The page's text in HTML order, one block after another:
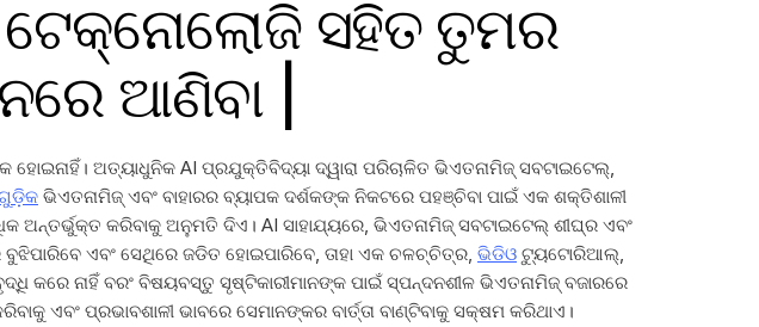
ଟେକ୍ନୋଲୋଜି ସହିତ ତୁମର
ଆଣିବା |
ଅତ୍ୟାଧୁନିକ AI ପ୍ରଯୁକ୍ତିବିଦ୍ୟା ଦ୍ୱାରା ପରିଚାଳିତ ଭିଏତନାମିଜ୍ ସବଟାଇଟେଲ୍,
ଭିଏତନାମିଜ୍ ଏବଂ ବାହାରର ବ୍ୟାପକ ଦର୍ଶକଙ୍କ ନିକଟରେ ପହଞ୍ଚିବା ପାଇଁ ଏକ ଶକ୍ତିଶାଳୀ
ଅନ୍ତର୍ଭୁକ୍ତ କରିବାକୁ ଅନୁମତି ଦିଏ। AI ସାହାଯ୍ୟରେ, ଭିଏତନାମିଜ୍ ସବଟାଇଟେଲ୍ ଶୀଘ୍ର ଏବଂ
ଏବଂ ସେଥିରେ ଜଡିତ ହୋଇପାରିବେ, ତାହା ଏକ ଚଳଚ୍ଚିତ୍ର, ଭିଡିଓ ଟ୍ୟୁଟୋରିଆଲ୍,
କରେ ନାହିଁ ବରଂ ବିଷୟବସ୍ତୁ ସୃଷ୍ଟିକାରୀମାନଙ୍କ ପାଇଁ ସ୍ପନ୍ଦନଶୀଳ ଭିଏତନାମିଜ୍ ବଜାରରେ
ଏବଂ ପ୍ରଭାବଶାଳୀ ଭାବରେ ସେମାନଙ୍କର ବାର୍ତ୍ତା ବାଣ୍ଟିବାକୁ ସକ୍ଷମ କରିଥାଏ।